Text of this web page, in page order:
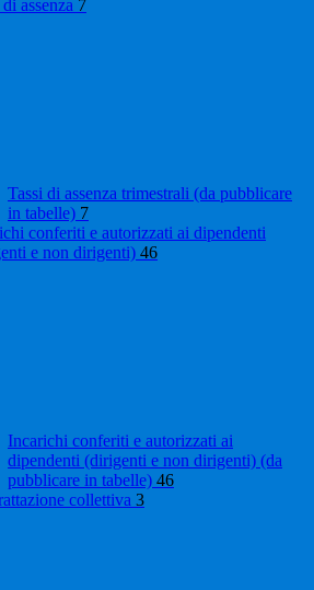
assenza 7
Tassi di assenza trimestrali (da pubblicare
in tabelle) 7
conferiti e autorizzati ai dipendenti
e non dirigenti) 46
Incarichi conferiti e autorizzati ai
dipendenti (dirigenti e non dirigenti) (da
pubblicare in tabelle) 46
collettiva 3